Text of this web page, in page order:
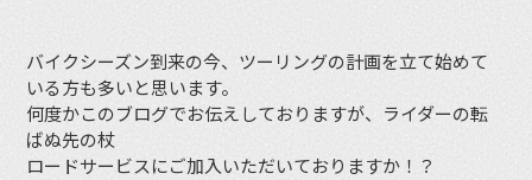
バイクシーズン到来の今、ツーリングの計画を立て始めて
いる方も多いと思います。
何度かこのブログでお伝えしておりますが、ライダーの転
ばぬ先の杖
ロードサービスにご加入いただいておりますか！？